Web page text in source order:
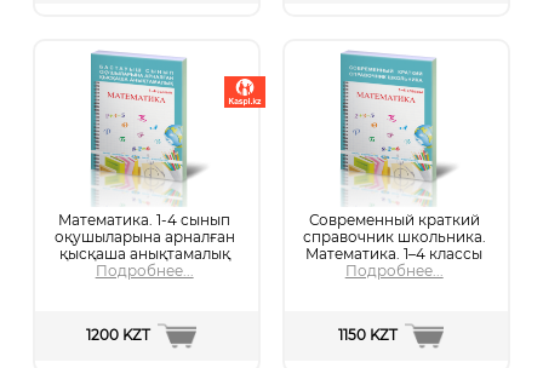
Математика. 1-4 сынып
оқушыларына арналған
қысқаша анықтамалық
Подробнее...
1200 KZT
Современный краткий
справочник школьника.
Математика. 1–4 классы
Подробнее...
1150 KZT